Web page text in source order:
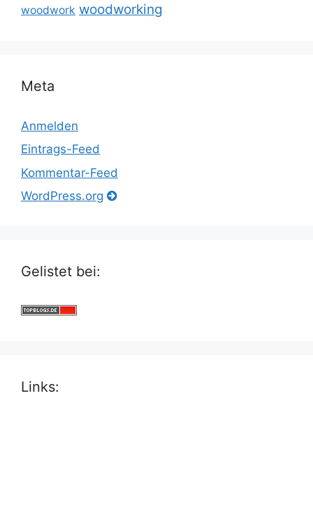
woodwork woodworking
Meta
Anmelden
Eintrags-Feed
Kommentar-Feed
WordPress.org
Gelistet bei:
Links: